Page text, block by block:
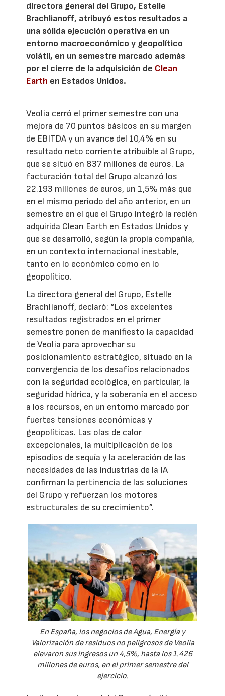
directora general del Grupo, Estelle
Brachlianoff, atribuyó estos resultados a
una sólida ejecución operativa en un
entorno macroeconómico y geopolítico
volátil, en un semestre marcado además
por el cierre de la adquisición de Clean
Earth en Estados Unidos.
Veolia cerró el primer semestre con una
mejora de 70 puntos básicos en su margen
de EBITDA y un avance del 10,4% en su
resultado neto corriente atribuible al Grupo,
que se situó en 837 millones de euros. La
facturación total del Grupo alcanzó los
22.193 millones de euros, un 1,5% más que
en el mismo periodo del año anterior, en un
semestre en el que el Grupo integró la recién
adquirida Clean Earth en Estados Unidos y
que se desarrolló, según la propia compañía,
en un contexto internacional inestable,
tanto en lo económico como en lo
geopolítico.
La directora general del Grupo, Estelle
Brachlianoff, declaró: “Los excelentes
resultados registrados en el primer
semestre ponen de manifiesto la capacidad
de Veolia para aprovechar su
posicionamiento estratégico, situado en la
convergencia de los desafíos relacionados
con la seguridad ecológica, en particular, la
seguridad hídrica, y la soberanía en el acceso
a los recursos, en un entorno marcado por
fuertes tensiones económicas y
geopolíticas. Las olas de calor
excepcionales, la multiplicación de los
episodios de sequía y la aceleración de las
necesidades de las industrias de la IA
confirman la pertinencia de las soluciones
del Grupo y refuerzan los motores
estructurales de su crecimiento”.
En España, los negocios de Agua, Energía y
Valorización de residuos no peligrosos de Veolia
elevaron sus ingresos un 4,5%, hasta los 1.426
millones de euros, en el primer semestre del
ejercicio.